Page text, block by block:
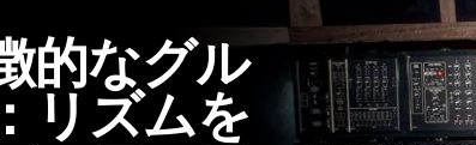
的なグル
リズムを